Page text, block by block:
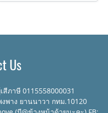
Us
ภาษี 0115558000031
พาง ยานนาวา กทม.10120